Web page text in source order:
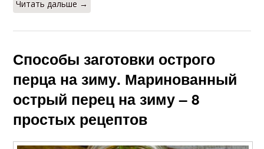
Читать дальше →
Способы заготовки острого
перца на зиму. Маринованный
острый перец на зиму – 8
простых рецептов